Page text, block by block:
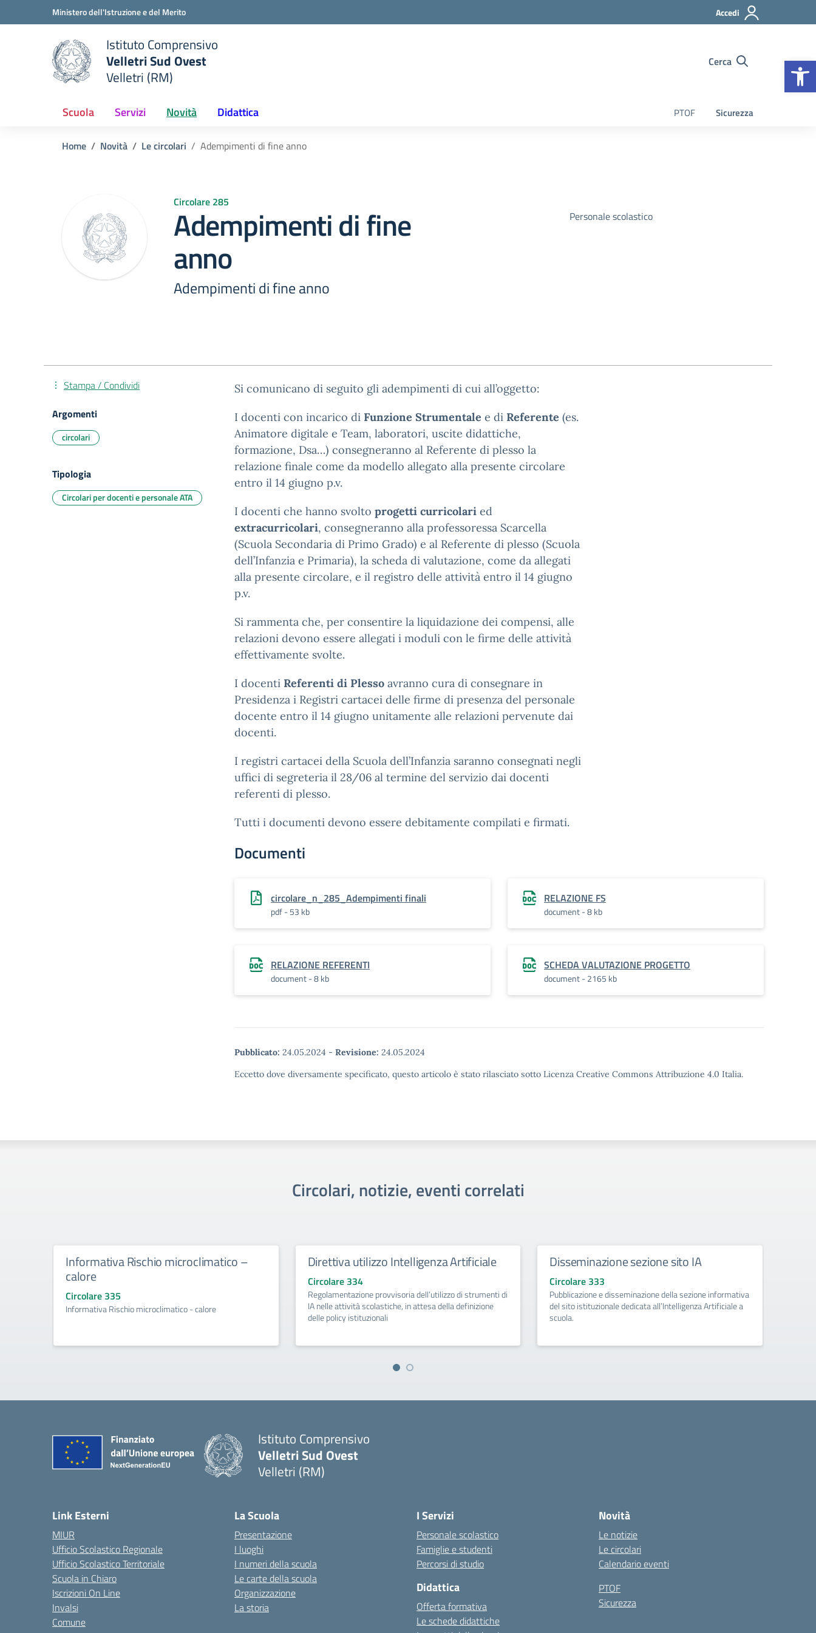
Vai ai contenuti
Vai al menu di navigazioneMinistero dell'Istruzione e del Merito Accedi
scuola
Istituto Comprensivo
Velletri Sud Ovest
Velletri (RM)
Cerca
Scuola Servizi Novità Didattica PTOF Sicurezza
Home Novità Le circolari Adempimenti di fine anno
Circolare 285
Adempimenti di fine
anno
Adempimenti di fine anno
Personale scolastico
Si comunicano di seguito gli adempimenti di cui all’oggetto:
I docenti con incarico di Funzione Strumentale e di Referente (es.
Animatore digitale e Team, laboratori, uscite didattiche,
formazione, Dsa…) consegneranno al Referente di plesso la
relazione finale come da modello allegato alla presente circolare
entro il 14 giugno p.v.
I docenti che hanno svolto progetti curricolari ed
extracurricolari, consegneranno alla professoressa Scarcella
(Scuola Secondaria di Primo Grado) e al Referente di plesso (Scuola
dell’Infanzia e Primaria), la scheda di valutazione, come da allegati
alla presente circolare, e il registro delle attività entro il 14 giugno
p.v.
Si rammenta che, per consentire la liquidazione dei compensi, alle
relazioni devono essere allegati i moduli con le firme delle attività
effettivamente svolte.
I docenti Referenti di Plesso avranno cura di consegnare in
Presidenza i Registri cartacei delle firme di presenza del personale
docente entro il 14 giugno unitamente alle relazioni pervenute dai
docenti.
I registri cartacei della Scuola dell’Infanzia saranno consegnati negli
uffici di segreteria il 28/06 al termine del servizio dai docenti
referenti di plesso.
Tutti i documenti devono essere debitamente compilati e firmati.
Documenti
circolare_n_285_Adempimenti finali
pdf - 53 kb
RELAZIONE FS
document - 8 kb
RELAZIONE REFERENTI
document - 8 kb
SCHEDA VALUTAZIONE PROGETTO
document - 2165 kb
Pubblicato: 24.05.2024 - Revisione: 24.05.2024
Eccetto dove diversamente specificato, questo articolo è stato rilasciato sotto Licenza Creative Commons Attribuzione 4.0 Italia.
Stampa / Condividi
Argomenti
circolari
Tipologia
Circolari per docenti e personale ATA
Circolari, notizie, eventi correlati
Informativa Rischio microclimatico –
calore
Circolare 335
Informativa Rischio microclimatico - calore
Direttiva utilizzo Intelligenza Artificiale
Circolare 334
Regolamentazione provvisoria dell’utilizzo di strumenti di
IA nelle attività scolastiche, in attesa della definizione
delle policy istituzionali
Disseminazione sezione sito IA
Circolare 333
Pubblicazione e disseminazione della sezione informativa
del sito istituzionale dedicata all’Intelligenza Artificiale a
scuola.
Istituto Comprensivo
Velletri Sud Ovest
Velletri (RM)
Link Esterni
MIUR
Ufficio Scolastico Regionale
Ufficio Scolastico Territoriale
Scuola in Chiaro
Iscrizioni On Line
Invalsi
Comune
La Scuola
Presentazione
I luoghi
I numeri della scuola
Le carte della scuola
Organizzazione
La storia
I Servizi
Personale scolastico
Famiglie e studenti
Percorsi di studio
Didattica
Offerta formativa
Le schede didattiche
Novità
Le notizie
Le circolari
Calendario eventi
PTOF
Sicurezza